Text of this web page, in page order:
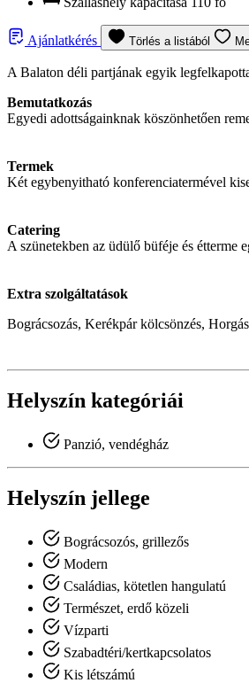
Ajánlatkérés Törlés a listából
A Balaton déli partjának egyik
Bemutatkozás
Egyedi adottságainknak köszönhetően
Termek
Két egybenyitható konferenciatermével
Catering
A szünetekben az üdülő büféje és étterme
Extra szolgáltatások
Bográcsozás, Kerékpár kölcsönzés,
Helyszín kategóriái
Panzió, vendégház
Helyszín jellege
Bográcsozós, grillezős
Modern
Családias, kötetlen hangulatú
Természet, erdő közeli
Vízparti
Szabadtéri/kertkapcsolatos
Kis létszámú